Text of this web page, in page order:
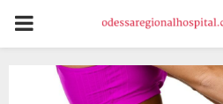
PRIMARY
MENU